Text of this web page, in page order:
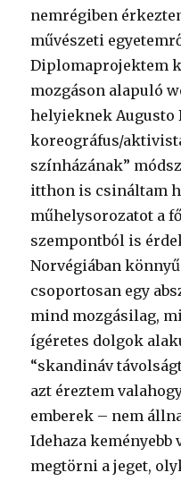
nemrégiben
művészeti
Diplomaprojektem
mozgáson alapuló
helyieknek Augusto
koreográfus/
színházának”
itthon is csináltam
műhelysorozatot a
szempontból is
Norvégiában
csoportosan egy
mind mozgásilag,
ígéretes dolgok
“skandináv
azt éreztem
emberek – nem
Idehaza keményebb
megtörni a jeget,